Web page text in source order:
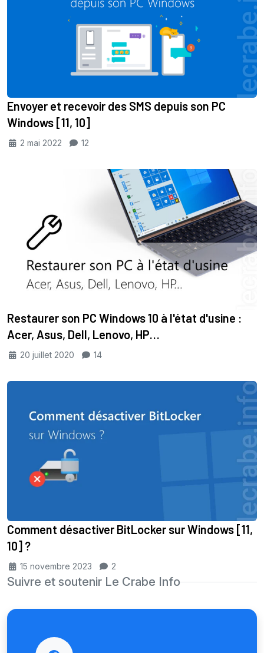
Envoyer et recevoir des SMS depuis son PC
Windows [11, 10]
2 mai 2022 12
Restaurer son PC Windows 10 à l'état d'usine :
Acer, Asus, Dell, Lenovo, HP…
20 juillet 2020 14
Comment désactiver BitLocker sur Windows [11,
10] ?
15 novembre 2023 2
Suivre et soutenir Le Crabe Info